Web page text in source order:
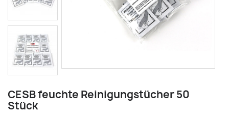
CESB feuchte Reinigungstücher 50
Stück